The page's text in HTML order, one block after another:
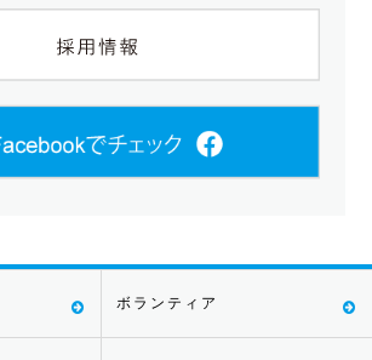
ボランティア